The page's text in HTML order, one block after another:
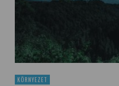
KÖRNYEZET